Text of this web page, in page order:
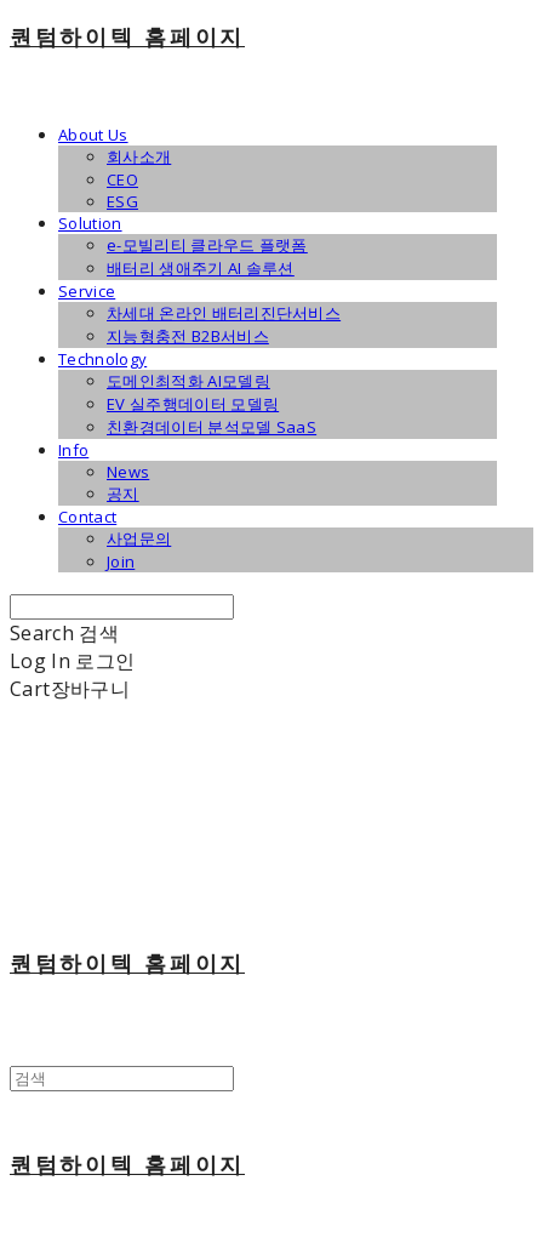
퀀텀하이텍 홈페이지
About Us
회사소개
CEO
ESG
Solution
e-모빌리티 클라우드 플랫폼
배터리 생애주기 AI 솔루션
Service
차세대 온라인 배터리진단서비스
지능형충전 B2B서비스
Technology
도메인최적화 AI모델링
EV 실주행데이터 모델링
친환경데이터 분석모델 SaaS
Info
News
공지
Contact
사업문의
Join
Search 검색
Log In 로그인
Cart장바구니
퀀텀하이텍 홈페이지
퀀텀하이텍 홈페이지